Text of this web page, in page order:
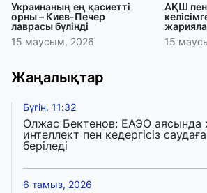
Украинаның ең қасиетті
орны – Киев-Печер
лаврасы бүлінді
15 маусым, 2026
АҚШ пен
15
Жаңалықтар
Бүгін, 11:32
Олжас Бектенов: ЕАЭО аясында
интеллект пен кедергісіз
беріледі
6 тамыз, 2026